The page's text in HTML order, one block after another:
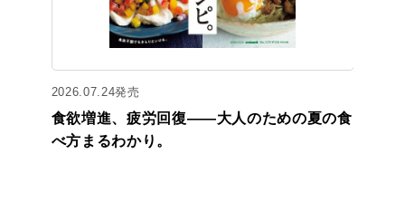
2026.07.24発売
食欲増進、疲労回復——大人のための夏の食
べ方まるわかり。